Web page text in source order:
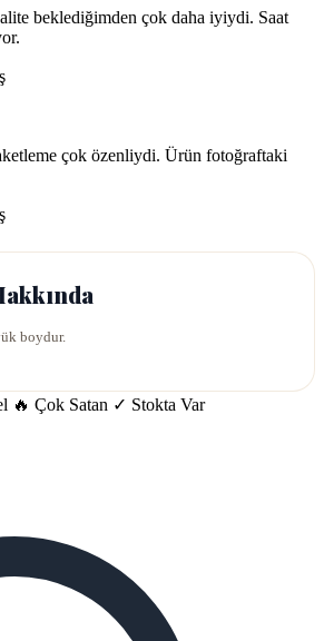
beklediğimden çok daha iyiydi. Saat
çok özenliydi. Ürün fotoğraftaki
boydur.
🔥 Çok Satan ✓ Stokta Var